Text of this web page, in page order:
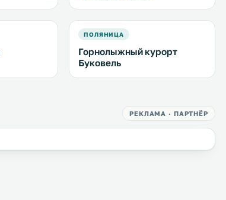
ПОЛЯНИЦА
Горнолыжный курорт
Буковель
РЕКЛАМА · ПАРТНЁР